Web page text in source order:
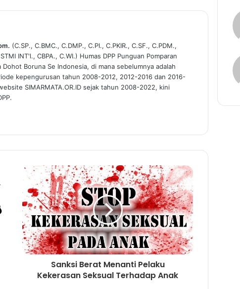
(C.SP., C.BMC., C.DMP., C.PI., C.PKIR., C.SF., C.PDM.,
INT'l., CBPA., C.WI.) Humas DPP Punguan Pomparan
Dohot Boruna Se Indonesia, di mana sebelumnya adalah
kepengurusan tahun 2008-2012, 2012-2016 dan 2016-
SIMARMATA.OR.ID sejak tahun 2008-2022, kini
Sanksi Berat Menanti Pelaku
Kekerasan Seksual Terhadap Anak